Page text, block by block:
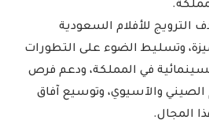
الترويج للأفلام السعودية
وتسليط الضوء على التطورات
في المملكة، ودعم فرص
الصيني والآسيوي، وتوسيع آفاق
المجال.